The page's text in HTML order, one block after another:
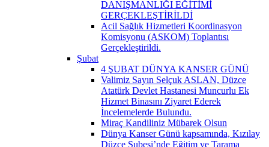
DANIŞMANLIĞI EĞİTİMİ
GERÇEKLEŞTİRİLDİ
Acil Sağlık Hizmetleri Koordinasyon
Komisyonu (ASKOM) Toplantısı
Gerçekleştirildi.
Şubat
4 ŞUBAT DÜNYA KANSER GÜNÜ
Valimiz Sayın Selçuk ASLAN, Düzce
Atatürk Devlet Hastanesi Muncurlu Ek
Hizmet Binasını Ziyaret Ederek
İncelemelerde Bulundu.
Miraç Kandiliniz Mübarek Olsun
Dünya Kanser Günü kapsamında, Kızılay
Düzce Şubesi’nde Eğitim ve Tarama